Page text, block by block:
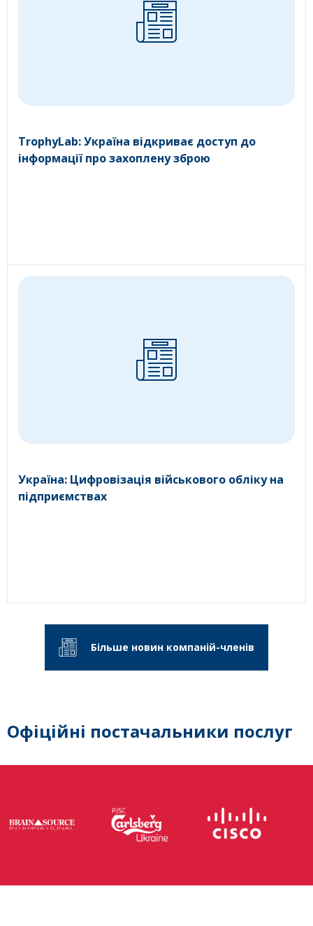
TrophyLab: Україна відкриває доступ до
інформації про захоплену зброю
Україна: Цифровізація військового обліку на
підприємствах
Більше новин компаній-членів
Офіційні постачальники послуг